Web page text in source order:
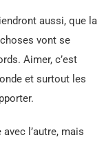
aussi, que la
vont se
Aimer, c’est
et surtout les
l’autre, mais